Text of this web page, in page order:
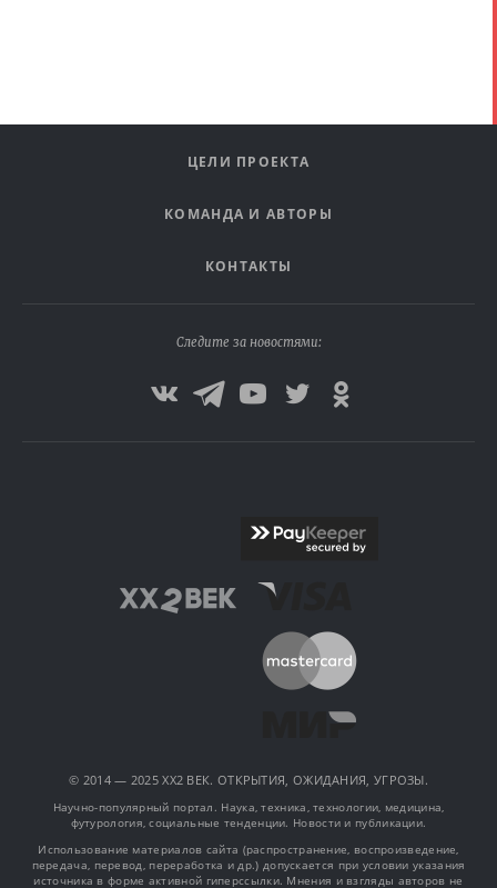
ЦЕЛИ ПРОЕКТА
КОМАНДА И АВТОРЫ
КОНТАКТЫ
Следите за новостями:
© 2014 — 2025 XX2 ВЕК. ОТКРЫТИЯ, ОЖИДАНИЯ, УГРОЗЫ.
Научно-популярный портал. Наука, техника, технологии, медицина,
футурология, социальные тенденции. Новости и публикации.
Использование материалов сайта (распространение, воспроизведение,
передача, перевод, переработка и др.) допускается при условии указания
источника в форме активной гиперссылки. Мнения и взгляды авторов не